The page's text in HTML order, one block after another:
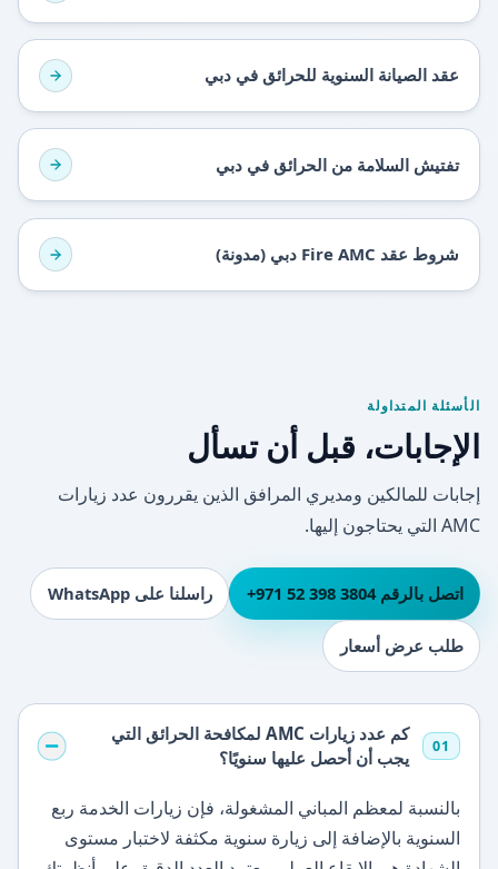
عقد الصيانة السنوية للحرائق في دبي
تفتيش السلامة من الحرائق في دبي
شروط عقد Fire AMC دبي (مدونة)
الأسئلة المتداولة
الإجابات، قبل أن تسأل
إجابات للمالكين ومديري المرافق الذين يقررون عدد زيارات
AMC التي يحتاجون إليها.
اتصل بالرقم ⁦+971 52 398 3804⁩ راسلنا على WhatsApp
طلب عرض أسعار
01
كم عدد زيارات AMC لمكافحة الحرائق التي
يجب أن أحصل عليها سنويًا؟
بالنسبة لمعظم المباني المشغولة، فإن زيارات الخدمة ربع
السنوية بالإضافة إلى زيارة سنوية مكثفة لاختبار مستوى